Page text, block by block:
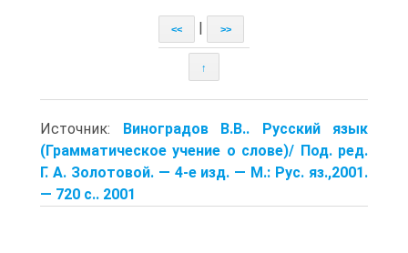
<< >>
↑
Источник: Виноградов В.В.. Русский язык
(Грамматическое учение о слове)/ Под. ред.
Г. А. Золотовой. — 4-е изд. — М.: Рус. яз.,2001.
— 720 с.. 2001